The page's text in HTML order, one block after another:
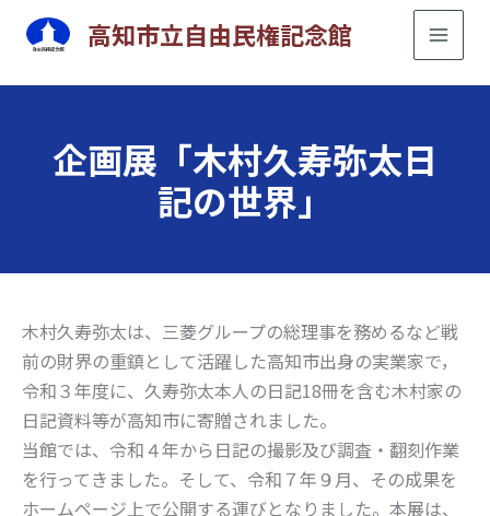
高知市立自由民権記念館
企画展「木村久寿弥太日
記の世界」
木村久寿弥太は、三菱グループの総理事を務めるなど戦
前の財界の重鎮として活躍した高知市出身の実業家で，
令和３年度に、久寿弥太本人の日記18冊を含む木村家の
日記資料等が高知市に寄贈されました。
当館では、令和４年から日記の撮影及び調査・翻刻作業
を行ってきました。そして、令和７年９月、その成果を
ホームページ上で公開する運びとなりました。本展は、